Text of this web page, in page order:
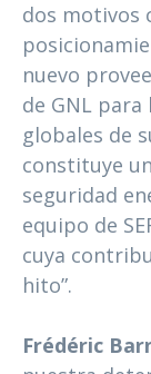
dos motivos
nuevo
de GNL
globales de
constituye
seguridad
equipo de
cuya
hito”.
Frédéric